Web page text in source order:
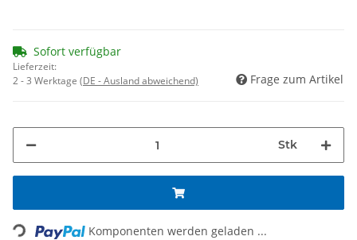
Sofort verfügbar
Lieferzeit:
2 - 3 Werktage (DE - Ausland abweichend) Frage zum Artikel
Stk
Loading... Komponenten werden geladen ...